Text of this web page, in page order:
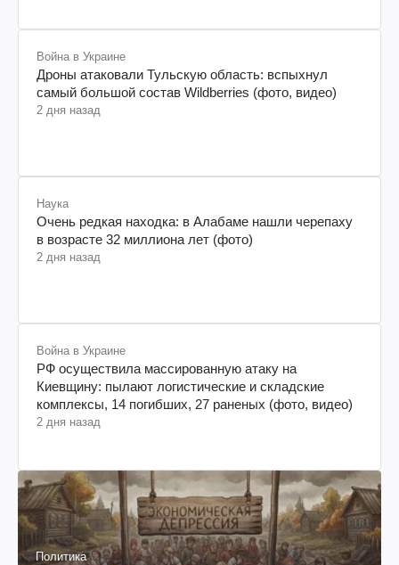
Война в Украине
Дроны атаковали Тульскую область: вспыхнул
самый большой состав Wildberries (фото, видео)
2 дня назад
Наука
Очень редкая находка: в Алабаме нашли черепаху
в возрасте 32 миллиона лет (фото)
2 дня назад
Война в Украине
РФ осуществила массированную атаку на
Киевщину: пылают логистические и складские
комплексы, 14 погибших, 27 раненых (фото, видео)
2 дня назад
Политика